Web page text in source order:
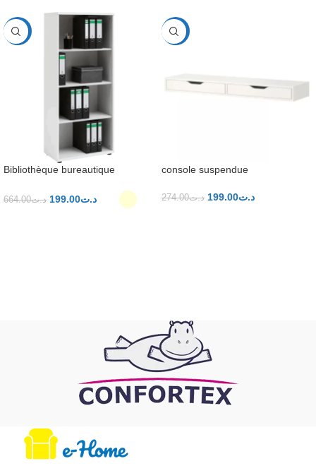
-70%
Bibliothèque bureautique
د.ت664.00 د.ت199.00
-27%
console suspendue
د.ت274.00 د.ت199.00